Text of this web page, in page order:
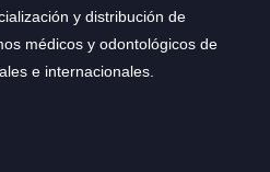
y distribución de
médicos y odontológicos de
e internacionales.